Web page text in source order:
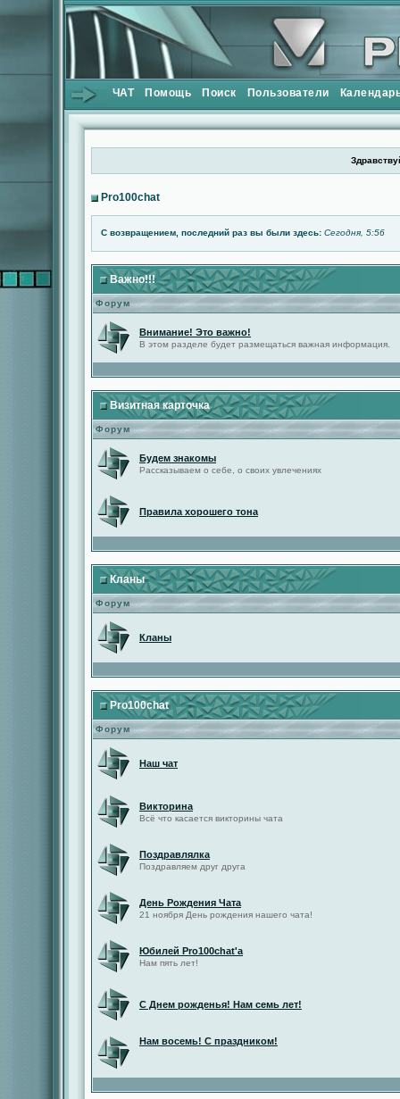
ЧАТ Помощь Поиск Пользователи
Pro100chat
С возвращением, последний раз вы были здесь: Сегодня, 5:56
Важно!!!
Форум
Внимание! Это важно!
В этом разделе будет размещаться важная информация.
Визитная карточка
Форум
Будем знакомы
Рассказываем о себе, о своих увлечениях
Правила хорошего тона
Кланы
Форум
Кланы
Pro100chat
Форум
Наш чат
Викторина
Всё что касается викторины чата
Поздравлялка
Поздравляем друг друга
День Рождения Чата
21 ноября День рождения нашего чата!
Юбилей Pro100chat'а
Нам пять лет!
С Днем рожденья! Нам семь лет!
Нам восемь! С праздником!